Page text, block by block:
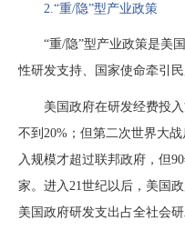
2.“重/隐”型产业政策
“重/隐”型产业政策是美
性研发支持、国家使命牵引
美国政府在研发经费投
不到20%；但第二次世界大
入规模才超过联邦政府，但
家。进入21世纪以后，美国
美国政府研发支出占全社会